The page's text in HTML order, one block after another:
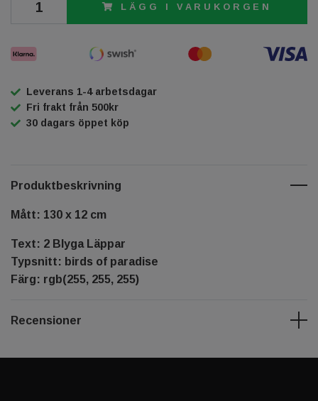
LÄGG I VARUKORGEN
Leverans 1-4 arbetsdagar
Fri frakt från 500kr
30 dagars öppet köp
Produktbeskrivning
Mått: 130 x 12 cm
Text: 2 Blyga Läppar
Typsnitt: birds of paradise
Färg: rgb(255, 255, 255)
Recensioner